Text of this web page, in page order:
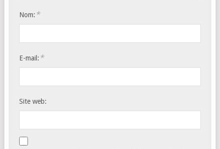
Nom: *
E-mail: *
Site web: